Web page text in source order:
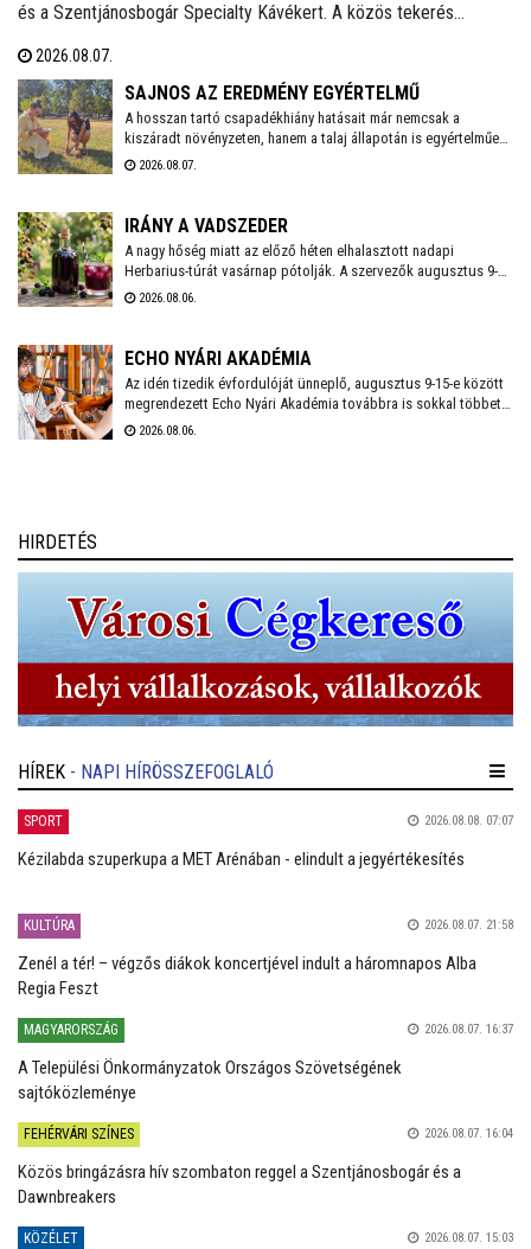
és a Szentjánosbogár Specialty Kávékert. A közös tekerés
utcai vendéglátóhelytől, az ingyenes programhoz bármilyen
kerékpárral lehet csatlakozni.
2026.08.07.
SAJNOS AZ EREDMÉNY EGYÉRTELMŰ
A hosszan tartó csapadékhiány hatásait már nemcsak a
kiszáradt növényzeten, hanem a talaj állapotán is egyértelműen
mérni lehet. A Városgondnokság szakemberei talajnedvesség-
jelenlegi helyzetről.
2026.08.07.
IRÁNY A VADSZEDER
A nagy hőség miatt az előző héten elhalasztott nadapi
Herbarius-túrát vasárnap pótolják. A szervezők augusztus 9-én
várnak mindenkit, aki szívesen csatlakozna a programhoz, hogy
Nadapról indul, a részvételhez ezúttal is előzetes
2026.08.06.
ECHO NYÁRI AKADÉMIA
Az idén tizedik évfordulóját ünneplő, augusztus 9-15-e között
megrendezett Echo Nyári Akadémia továbbra is sokkal többet
kínál, mint egy hagyományos zenei mesterkurzus. A családias
2026.08.06.
HIRDETÉS
HÍREK - NAPI HÍRÖSSZEFOGLALÓ
SPORT 2026.08.08. 07:07
Kézilabda szuperkupa a MET Arénában - elindult a jegyértékesítés
KULTÚRA 2026.08.07. 21:58
Zenél a tér! – végzős diákok koncertjével indult a háromnapos Alba
Regia Feszt
MAGYARORSZÁG 2026.08.07. 16:37
A Települési Önkormányzatok Országos Szövetségének
sajtóközleménye
FEHÉRVÁRI SZÍNES 2026.08.07. 16:04
Közös bringázásra hív szombaton reggel a Szentjánosbogár és a
Dawnbreakers
KÖZÉLET 2026.08.07. 15:03